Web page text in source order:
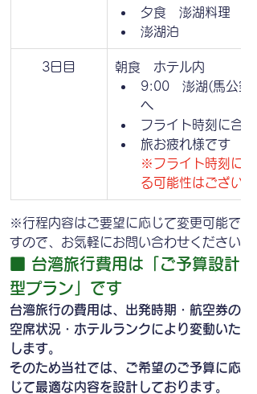
夕食　澎湖料理
澎湖泊
3日目
朝食　ホテル内
9:00　澎湖(馬公空
へ
フライト時刻に合わ
旅お疲れ様です
※フライト時刻に
る可能性はございま
※行程内容はご要望に応じて変更可能で
すので、お気軽にお問い合わせください
■ 台湾旅行費用は「ご予算設計
型プラン」です
台湾旅行の費用は、出発時期・航空券の
空席状況・ホテルランクにより変動いた
します。
そのため当社では、ご希望のご予算に応
じて最適な内容を設計しております。